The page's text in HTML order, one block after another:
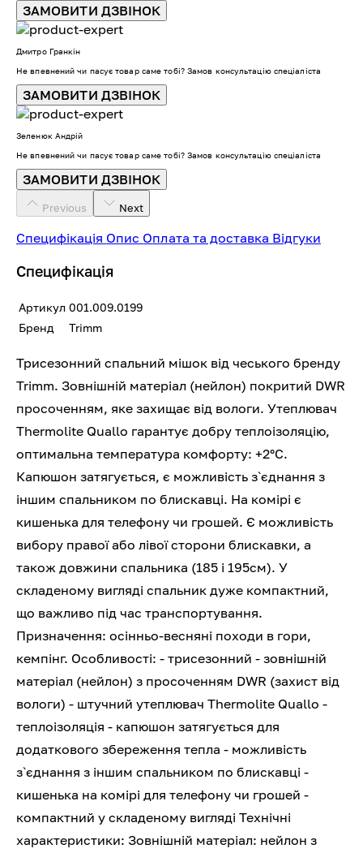
ЗАМОВИТИ ДЗВІНОК
Дмитро Гранкін
Не впевнений чи пасує товар саме тобі? Замов консультацію спеціаліста
ЗАМОВИТИ ДЗВІНОК
Зеленюк Андрій
Не впевнений чи пасує товар саме тобі? Замов консультацію спеціаліста
ЗАМОВИТИ ДЗВІНОК
Previous Next
Специфікація Опис Оплата та доставка Відгуки
Специфікація
Артикул 001.009.0199
Бренд
Trimm
Трисезонний спальний мішок від чеського бренду
Trimm. Зовнішній матеріал (нейлон) покритий DWR
просоченням, яке захищає від вологи. Утеплювач
Thermolite Quallo гарантує добру теплоізоляцію,
оптимальна температура комфорту: +2°С.
Капюшон затягується, є можливість з`єднання з
іншим спальником по блискавці. На комірі є
кишенька для телефону чи грошей. Є можливість
вибору правої або лівої сторони блискавки, а
також довжини спальника (185 і 195см). У
складеному вигляді спальник дуже компактний,
що важливо під час транспортування.
Призначення: осінньо-весняні походи в гори,
кемпінг. Особливості: - трисезонний - зовнішній
матеріал (нейлон) з просоченням DWR (захист від
вологи) - штучний утеплювач Thermolite Quallo -
теплоізоляція - капюшон затягується для
додаткового збереження тепла - можливість
з`єднання з іншим спальником по блискавці -
кишенька на комірі для телефону чи грошей -
компактний у складеному вигляді Технічні
характеристики: Зовнішній матеріал: нейлон з